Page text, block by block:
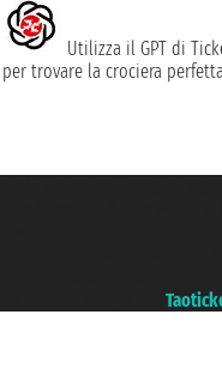
Utilizza il GPT di
per trovare la crociera